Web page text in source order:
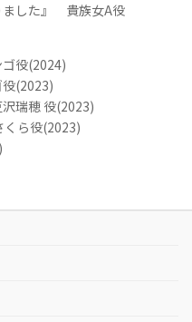
ました』 貴族女A役
役(2024)
(2023)
瑞穂 役(2023)
くら役(2023)